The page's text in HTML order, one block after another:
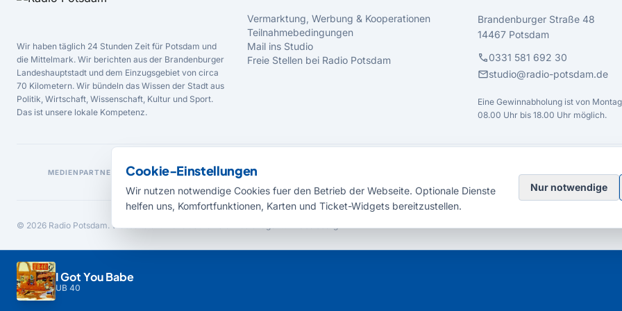
I Got You Babe
UB 40
Wir haben täglich 24 Stunden Zeit für Potsdam und
die Mittelmark. Wir berichten aus der Brandenburger
Landeshauptstadt und dem Einzugsgebiet von circa
70 Kilometern. Wir bündeln das Wissen der Stadt aus
Politik, Wirtschaft, Wissenschaft, Kultur und Sport.
Das ist unsere lokale Kompetenz.
Vermarktung, Werbung & Kooperationen
Teilnahmebedingungen
Mail ins Studio
Freie Stellen bei Radio Potsdam
Brandenburger Straße 48
14467 Potsdam
call0331 581 692 30
mailstudio@radio-potsdam.de
Eine Gewinnabholung ist von
08.00 Uhr bis 18.00 Uhr möglich.
MEDIENPARTNER
© 2026 Radio Potsdam. Webseite entwickelt durch dieMedienagentur Babelsberg
Cookie-Einstellungen
Wir nutzen notwendige Cookies fuer den Betrieb der Webseite. Optionale Dienste
helfen uns, Komfortfunktionen, Karten und Ticket-Widgets bereitzustellen.
Nur notwendige